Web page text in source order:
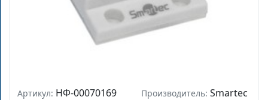
Артикул: НФ-00070169 Производитель: Smartec